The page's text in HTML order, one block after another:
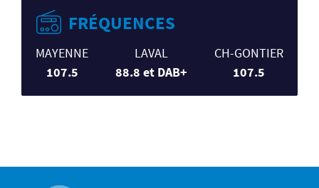
FRÉQUENCES
MAYENNE
107.5
LAVAL
88.8 et DAB+
CH-GONTIER
107.5